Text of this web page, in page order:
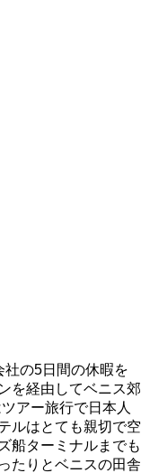
の5日間の休暇を
を経由してベニス郊
アー旅行で日本人
ルはとても親切で空
船ターミナルまでも
たりとベニスの田舎